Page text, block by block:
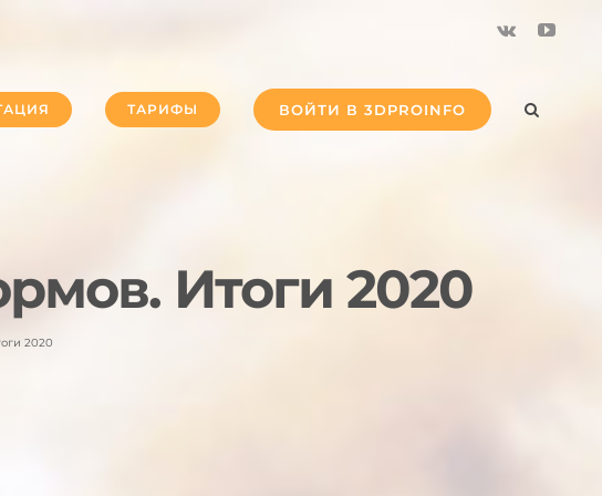
Vk
ТАРИФЫ ВОЙТИ В 3DPROINFO
Итоги 2020
2020